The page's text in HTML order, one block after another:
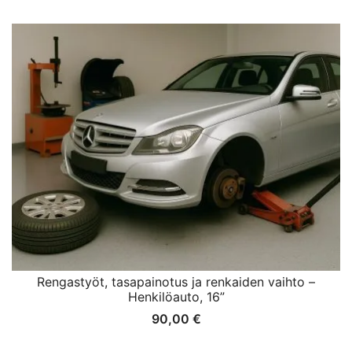
Rengastyöt, tasapainotus ja renkaiden vaihto –
Henkilöauto, 16”
90,00 €